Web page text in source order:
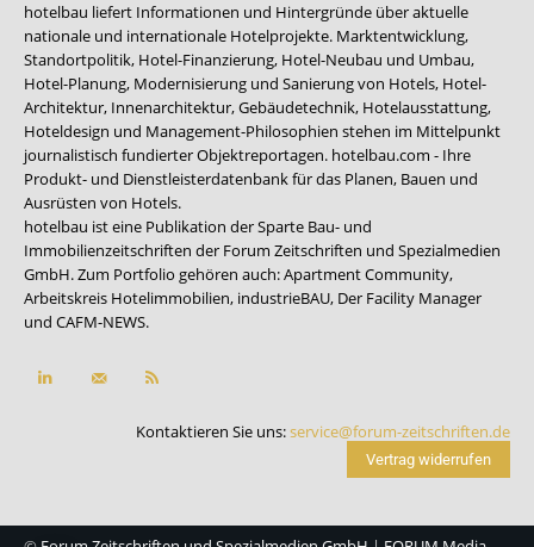
hotelbau liefert Informationen und Hintergründe über aktuelle
nationale und internationale Hotelprojekte. Marktentwicklung,
Standortpolitik, Hotel-Finanzierung, Hotel-Neubau und Umbau,
Hotel-Planung, Modernisierung und Sanierung von Hotels, Hotel-
Architektur, Innenarchitektur, Gebäudetechnik, Hotelausstattung,
Hoteldesign und Management-Philosophien stehen im Mittelpunkt
journalistisch fundierter Objektreportagen. hotelbau.com - Ihre
Produkt- und Dienstleisterdatenbank für das Planen, Bauen und
Ausrüsten von Hotels.
hotelbau ist eine Publikation der Sparte Bau- und
Immobilienzeitschriften der Forum Zeitschriften und Spezialmedien
GmbH. Zum Portfolio gehören auch:Apartment Community,
Arbeitskreis Hotelimmobilien, industrieBAU, Der Facility Manager
und CAFM-NEWS.
Kontaktieren Sie uns:service@forum-zeitschriften.de
Vertrag widerrufen